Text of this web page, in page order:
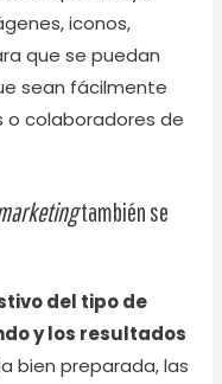
iconos,
que se puedan
sean fácilmente
o colaboradores de
también se
del tipo de
y los resultados
bien preparada, las